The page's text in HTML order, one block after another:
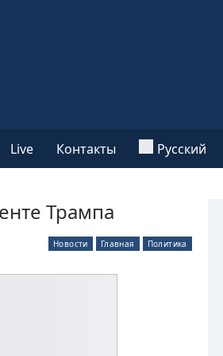
Live Контакты Русский
Трампа
Новости Главная Политика